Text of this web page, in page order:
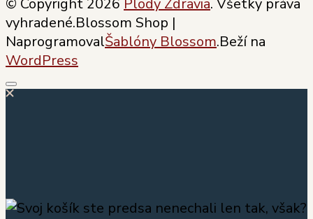
© Copyright 2026 Plody Zdravia. Všetky práva
vyhradené.Blossom Shop |
NaprogramovalŠablóny Blossom.Beží na
WordPress